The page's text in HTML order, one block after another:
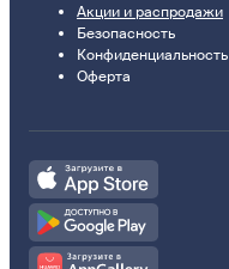
Акции и распродажи
Безопасность
Конфиденциальность
Оферта